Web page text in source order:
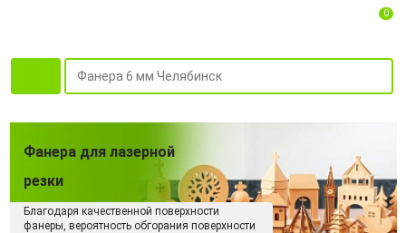
0
Фанера для лазерной
резки
Благодаря качественной поверхности
фанеры, вероятность обгорания поверхности